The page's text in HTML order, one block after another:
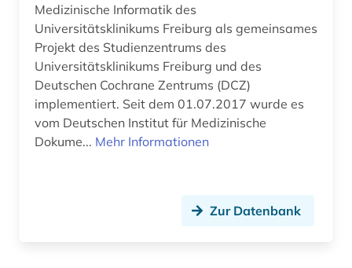
Medizinische Informatik des
Universitätsklinikums Freiburg als gemeinsames
Projekt des Studienzentrums des
Universitätsklinikums Freiburg und des
Deutschen Cochrane Zentrums (DCZ)
implementiert. Seit dem 01.07.2017 wurde es
vom Deutschen Institut für Medizinische
Dokume... Mehr Informationen
Zur Datenbank